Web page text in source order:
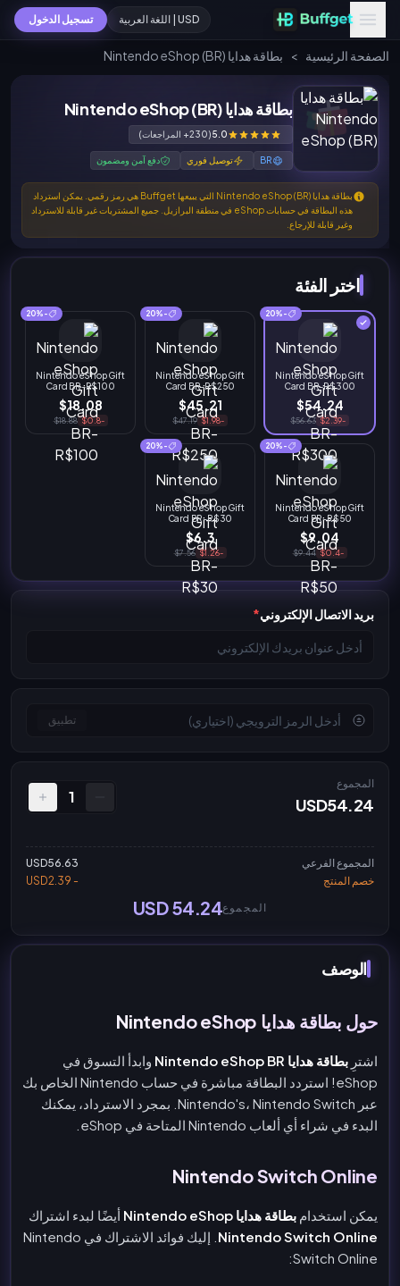
USD | اللغة العربية تسجيل الدخول
الصفحة الرئيسية > بطاقة هدايا Nintendo eShop (BR)
بطاقة هدايا Nintendo eShop (BR)
5.0(230+ المراجعات)
BR توصيل فوري دفع آمن ومضمون
بطاقة هدايا Nintendo eShop (BR) التي يبيعها Buffget هي رمز رقمي. يمكن استرداد
هذه البطاقة في حسابات eShop في منطقة البرازيل. جميع المشتريات غير قابلة للاسترداد
وغير قابلة للإرجاع.
اختر الفئة
-20%
Nintendo eShop Gift
Card BR-R$300
$54.24
-$2.39
$56.63
-20%
Nintendo eShop Gift
Card BR-R$250
$45.21
-$1.98
$47.19
-20%
Nintendo eShop Gift
Card BR-R$100
$18.08
-$0.8
$18.88
-20%
Nintendo eShop Gift
Card BR-R$50
$9.04
-$0.4
$9.44
-20%
Nintendo eShop Gift
Card BR-R$30
$6.3
-$1.26
$7.56
بريد الاتصال الإلكتروني*
تطبيق
المجموع
USD54.24
1
المجموع الفرعي
USD56.63
خصم المنتج
- USD2.39
المجموعUSD 54.24
الوصف
حول بطاقة هدايا Nintendo eShop
اشترِ بطاقة هدايا Nintendo eShop BR
وابدأ التسوق في
eShop! استردد البطاقة مباشرة في حساب Nintendo الخاص بك
عبر Nintendo's، Nintendo Switch. بمجرد الاسترداد، يمكنك
البدء في شراء أي ألعاب Nintendo المتاحة في eShop.
Nintendo Switch Online
يمكن استخدام بطاقة هدايا Nintendo eShop
أيضًا لبدء اشتراك
Nintendo Switch Online
. إليك فوائد الاشتراك في Nintendo
Switch Online: